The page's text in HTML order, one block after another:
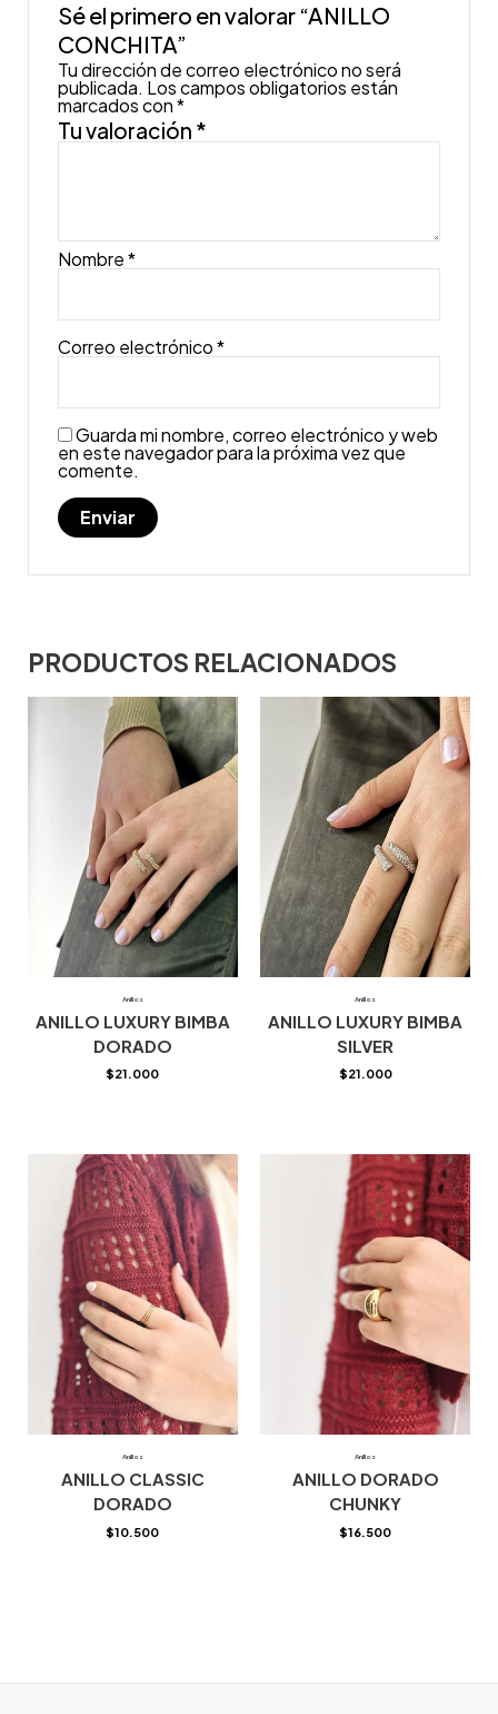
Sé el primero en valorar “ANILLO
CONCHITA”
Tu dirección de correo electrónico no será
publicada. Los campos obligatorios están
marcados con*
Tu valoración *
Nombre*
Correo electrónico*
Guarda mi nombre, correo electrónico y web
en este navegador para la próxima vez que
comente.
PRODUCTOS RELACIONADOS
Anillos
ANILLO LUXURY BIMBA
DORADO
$21.000
Anillos
ANILLO LUXURY BIMBA
SILVER
$21.000
Anillos
ANILLO CLASSIC
DORADO
$10.500
Anillos
ANILLO DORADO
CHUNKY
$16.500